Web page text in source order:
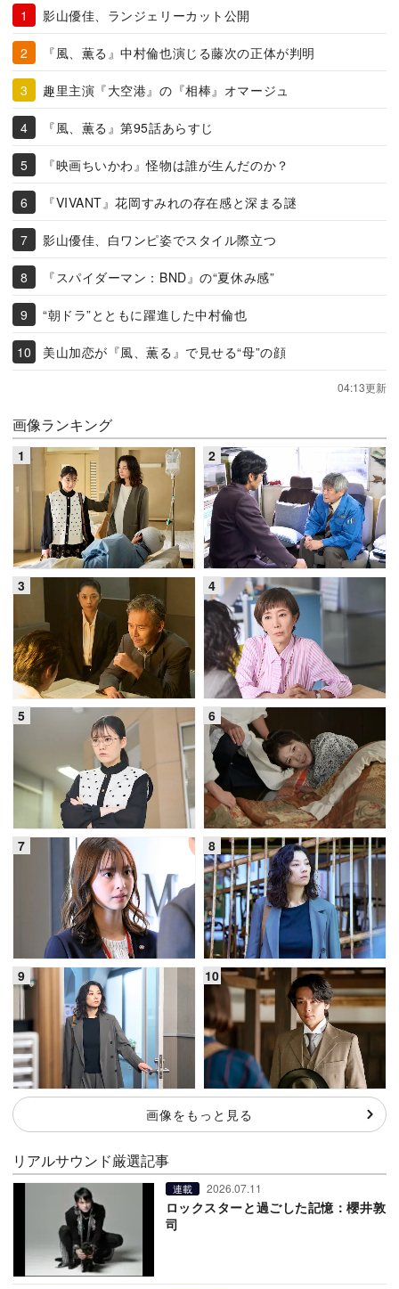
影山優佳、ランジェリーカット公開
『風、薫る』中村倫也演じる藤次の正体が判明
趣里主演『大空港』の『相棒』オマージュ
『風、薫る』第95話あらすじ
『映画ちいかわ』怪物は誰が生んだのか？
『VIVANT』花岡すみれの存在感と深まる謎
影山優佳、白ワンピ姿でスタイル際立つ
『スパイダーマン：BND』の“夏休み感”
“朝ドラ”とともに躍進した中村倫也
美山加恋が『風、薫る』で見せる“母”の顔
04:13更新
画像ランキング
画像をもっと見る
リアルサウンド厳選記事
連載 2026.07.11
ロックスターと過ごした記憶：櫻井敦
司